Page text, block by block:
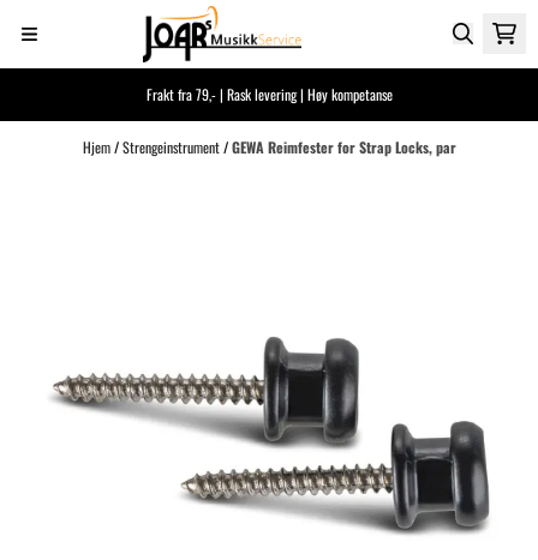
Hopp til innhold
Frakt fra 79,- | Rask levering | Høy kompetanse
Hjem/Strengeinstrument/GEWA Reimfester for Strap Locks, par